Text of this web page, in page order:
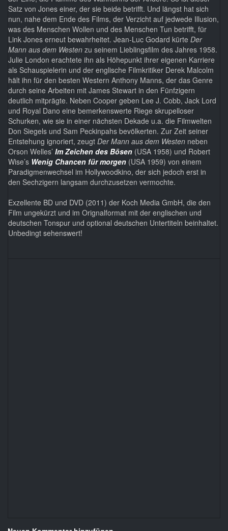
Satz von Jones einer, der sie beide betrifft. Und längst hat sich
nun, nahe dem Ende des Films, der Verzicht auf jedwede Illusion,
was des Menschen Wollen und des Menschen Tun betrifft, für
Link Jones erneut bewahrheitet. Jean-Luc Godard kürte Der
Mann aus dem Westen zu seinem Lieblingsfilm des Jahres 1958.
Julie London erachtete ihn als Höhepunkt ihrer eigenen Karriere
als Schauspielerin und der englische Filmkritiker Derek Malcolm
hält ihn für den besten Western Anthony Manns, der das Genre
durch seine Arbeiten mit James Stewart in den Fünfzigern
deutlich mitprägte. Neben Cooper geben Lee J. Cobb, Jack Lord
und Royal Dano eine bemerkenswerte Riege skrupelloser
Schurken, wie sie in einer nächsten Dekade u.a. die Filmwelten
Don Siegels und Sam Peckinpahs bevölkerten. Zur Zeit seiner
Entstehung ignoriert, zeugt Der Mann aus dem Westen neben
Orson Welles’ Im Zeichen des Bösen (USA 1958) und Robert
Wise’s Wenig Chancen für morgen (USA 1959) von einem
Paradigmenwechsel im Hollywoodkino, der sich jedoch erst in
den Sechzigern langsam durchzusetzen vermochte.
Exzellente BD und DVD (2011) der Koch Media GmbH, die den
Film ungekürzt und im Orignalformat mit der englischen und
deutschen Tonspur und optional deutschen Untertiteln beinhaltet.
Unbedingt sehenswert!